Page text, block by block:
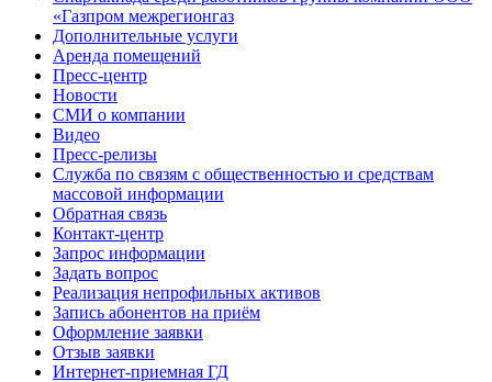
«Газпром межрегионгаз
Дополнительные услуги
Аренда помещений
Пресс-центр
Новости
СМИ о компании
Видео
Пресс-релизы
Служба по связям с общественностью и средствам
массовой информации
Обратная связь
Контакт-центр
Запрос информации
Задать вопрос
Реализация непрофильных активов
Запись абонентов на приём
Оформление заявки
Отзыв заявки
Интернет-приемная ГД